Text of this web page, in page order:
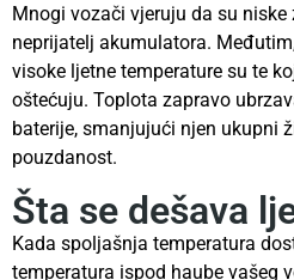
Mnogi vozači vjeruju da su
neprijatelj akumulatora.
visoke ljetne temperature su te
oštećuju. Toplota zapravo
baterije, smanjujući njen ukupni
pouzdanost.
Šta se dešava
Kada spoljašnja temperatura
temperatura ispod haube vašeg